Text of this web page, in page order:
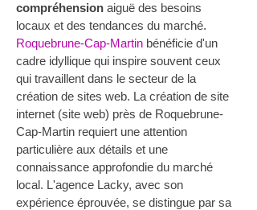
compréhension aiguë des besoins
locaux et des tendances du marché.
Roquebrune-Cap-Martin bénéficie d'un
cadre idyllique qui inspire souvent ceux
qui travaillent dans le secteur de la
création de sites web. La création de site
internet (site web) près de Roquebrune-
Cap-Martin requiert une attention
particulière aux détails et une
connaissance approfondie du marché
local. L'agence Lacky, avec son
expérience éprouvée, se distingue par sa